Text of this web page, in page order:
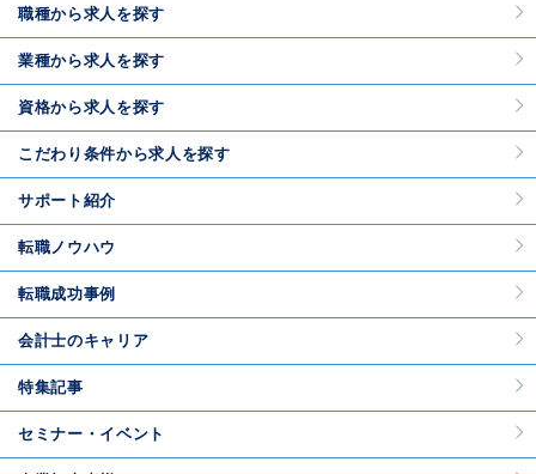
職種から求人を探す
業種から求人を探す
資格から求人を探す
こだわり条件から求人を探す
サポート紹介
転職ノウハウ
転職成功事例
会計士のキャリア
特集記事
セミナー・イベント